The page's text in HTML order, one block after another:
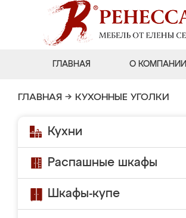
ГЛАВНАЯ О КОМПАНИИ
ГЛАВНАЯ → КУХОННЫЕ УГОЛКИ
Кухни
Распашные шкафы
Шкафы-купе